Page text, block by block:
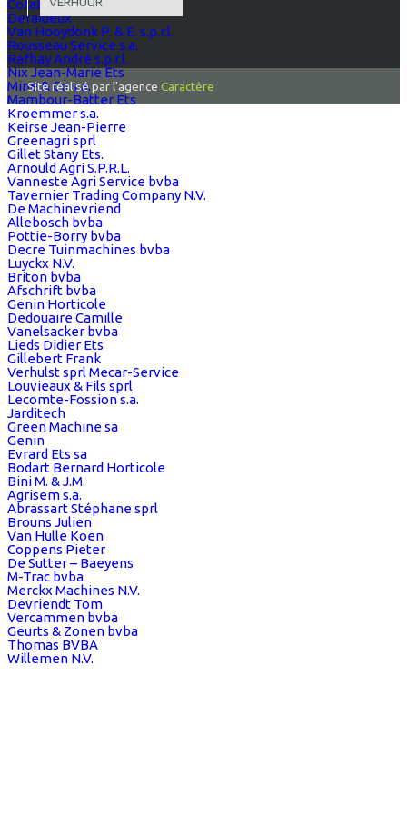
Cofabel Sombreffe
Deraideux
Van Hooydonk P. & E. s.p.r.l.
Rousseau Service s.a.
Rafhay André s.p.r.l.
Nix Jean-Marie Ets
Mine & Co s.a.
Mambour-Batter Ets
Kroemmer s.a.
Keirse Jean-Pierre
Greenagri sprl
Gillet Stany Ets.
Arnould Agri S.P.R.L.
Vanneste Agri Service bvba
Tavernier Trading Company N.V.
De Machinevriend
Allebosch bvba
Pottie-Borry bvba
Decre Tuinmachines bvba
Luyckx N.V.
Briton bvba
Afschrift bvba
Genin Horticole
Dedouaire Camille
Vanelsacker bvba
Lieds Didier Ets
Gillebert Frank
Verhulst sprl Mecar-Service
Louvieaux & Fils sprl
Lecomte-Fossion s.a.
Jarditech
Green Machine sa
Genin
Evrard Ets sa
Bodart Bernard Horticole
Bini M. & J.M.
Agrisem s.a.
Abrassart Stéphane sprl
Brouns Julien
Van Hulle Koen
Coppens Pieter
De Sutter – Baeyens
M-Trac bvba
Merckx Machines N.V.
Devriendt Tom
Vercammen bvba
Geurts & Zonen bvba
Thomas BVBA
Willemen N.V.
Site réalisé par l'agence Caractère